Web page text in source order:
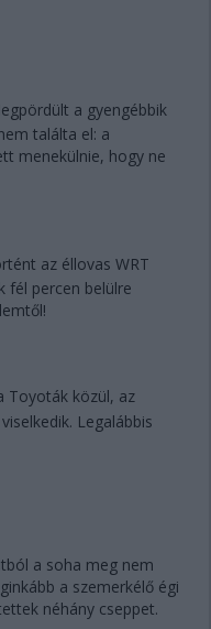
a gyengébbik
találta el: a
menekülnie, hogy ne
az éllovas WRT
fél percen belülre
Toyoták közül, az
Legalábbis
a soha meg nem
a szemerkélő égi
néhány cseppet.